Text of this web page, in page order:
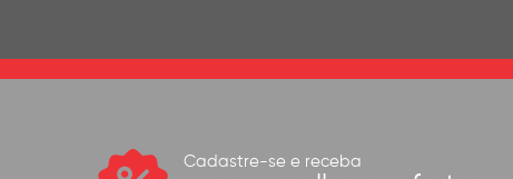
Cadastre-se e receba